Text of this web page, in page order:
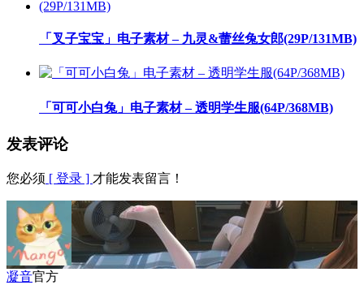
「叉子宝宝」电子素材 – 九灵&蕾丝兔女郎(29P/131MB)
「可可小白兔」电子素材 – 透明学生服(64P/368MB)
发表评论
您必须 [ 登录 ] 才能发表留言！
凝音官方